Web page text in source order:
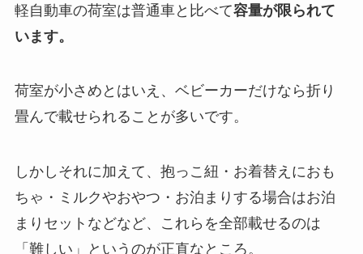
軽自動車の荷室は普通車と比べて容量が限られて
います。
荷室が小さめとはいえ、ベビーカーだけなら折り
畳んで載せられることが多いです。
しかしそれに加えて、抱っこ紐・お着替えにおも
ちゃ・ミルクやおやつ・お泊まりする場合はお泊
まりセットなどなど、これらを全部載せるのは
「難しい」というのが正直なところ。